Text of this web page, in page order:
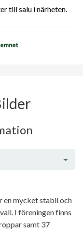
till salu i närheten.
en mycket stabil och
I föreningen finns
samt 37